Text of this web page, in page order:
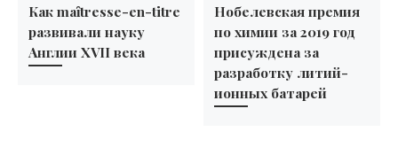
Как maȋtresse-en-titre
развивали науку
Англии XVII века
Нобелевская премия
по химии за 2019 год
присуждена за
разработку литий-
ионных батарей